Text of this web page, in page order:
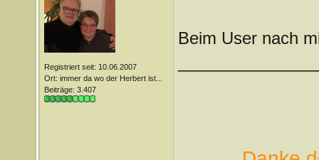
Registriert seit: 10.06.2007
Ort: immer da wo der Herbert ist...
Beiträge: 3.407
Beim User nach